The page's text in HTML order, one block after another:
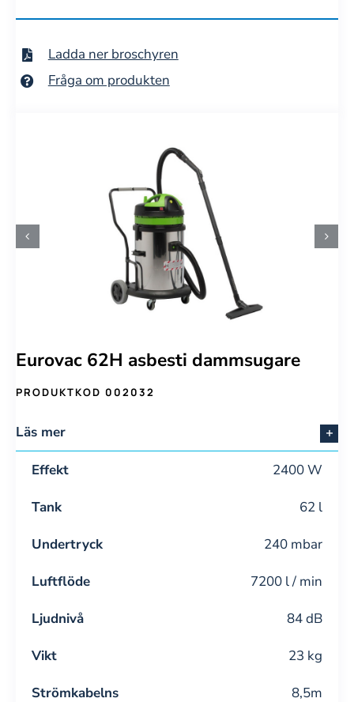
Ladda ner broschyren
Fråga om produkten
Eurovac 62H asbesti dammsugare
PRODUKTKOD 002032
Läs mer
Effekt 2400 W
Tank 62 l
Undertryck 240 mbar
Luftflöde 7200 l / min
Ljudnivå 84 dB
Vikt 23 kg
Strömkabelns 8,5m